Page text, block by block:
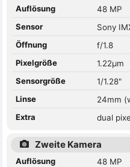
Auflösung
48 MP
Sensor
Sony
Öffnung
f/1.8
Pixelgröße
1.22µm
Sensorgröße
1/1.28"
Linse
24mm
Extra
dual
Zweite Kamera
Auflösung
48 MP